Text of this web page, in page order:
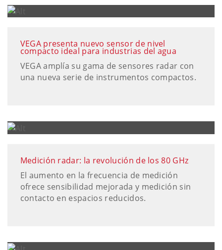
VEGA presenta nuevo sensor de nivel
compacto ideal para industrias del agua
VEGA amplía su gama de sensores radar con
una nueva serie de instrumentos compactos.
Medición radar: la revolución de los 80 GHz
El aumento en la frecuencia de medición
ofrece sensibilidad mejorada y medición sin
contacto en espacios reducidos.